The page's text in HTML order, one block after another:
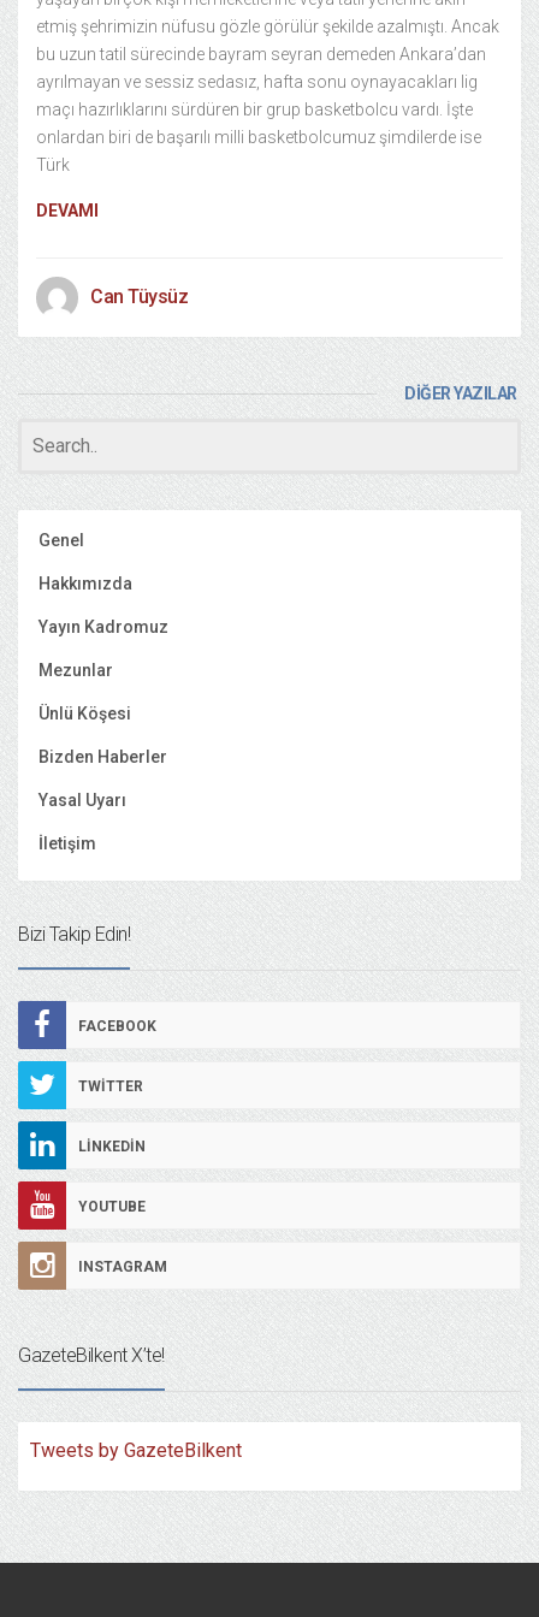
etmiş şehrimizin nüfusu gözle görülür şekilde azalmıştı. Ancak
bu uzun tatil sürecinde bayram seyran demeden Ankara’dan
ayrılmayan ve sessiz sedasız, hafta sonu oynayacakları lig
maçı hazırlıklarını sürdüren bir grup basketbolcu vardı. İşte
onlardan biri de başarılı milli basketbolcumuz şimdilerde ise
Türk
DEVAMI
Can Tüysüz
DİĞER YAZILAR
Genel
Hakkımızda
Yayın Kadromuz
Mezunlar
Ünlü Köşesi
Bizden Haberler
Yasal Uyarı
İletişim
Bizi Takip Edin!
FACEBOOK
TWITTER
LINKEDIN
YOUTUBE
INSTAGRAM
GazeteBilkent X’te!
Tweets by GazeteBilkent